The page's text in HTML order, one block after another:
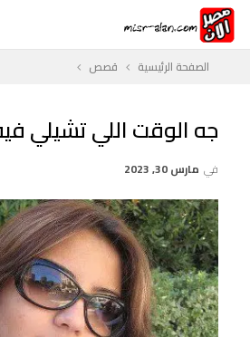
الصفحة الرئيسية قصص
جه الوقت اللي تشيلي
في مارس 30, 2023